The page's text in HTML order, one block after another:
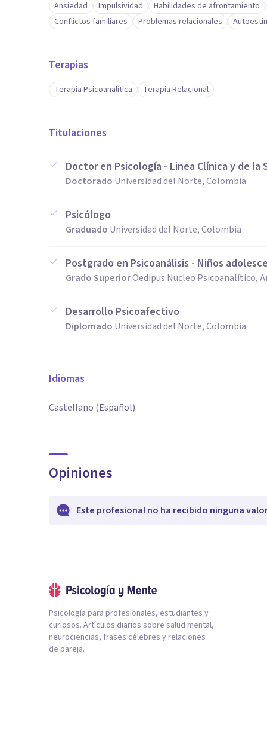
Ansiedad Impulsividad Habilidades de afrontamiento
Conflictos familiares
Problemas relacionales
Terapias
Terapia Psicoanalítica Terapia Relacional
Titulaciones
Doctor en Psicología - Linea Clínica y de la
Doctorado Universidad del Norte, Colombia
Psicólogo
Graduado Universidad del Norte, Colombia
Postgrado en Psicoanálisis - Niños
Grado SuperiorOedipus Nucleo Psicoanalítico,
Desarrollo Psicoafectivo
Diplomado Universidad del Norte, Colombia
Idiomas
Castellano (Español)
Opiniones
Este profesional no ha recibido ninguna
Psicología para profesionales, estudiantes y
curiosos. Artículos diarios sobre salud mental,
neurociencias, frases célebres y relaciones
de pareja.